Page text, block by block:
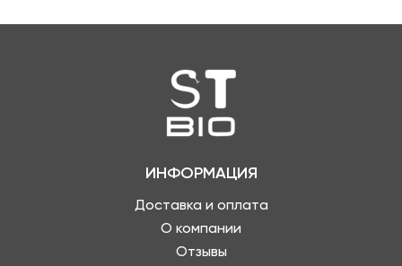
ИНФОРМАЦИЯ
Доставка и оплата
О компании
Отзывы